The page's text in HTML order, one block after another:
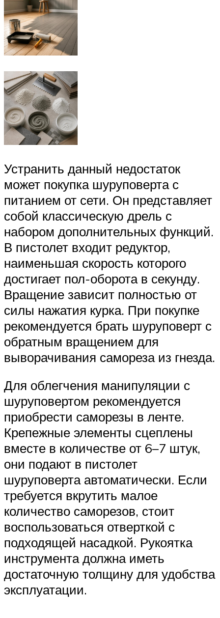
Устранить данный недостаток
может покупка шуруповерта с
питанием от сети. Он представляет
собой классическую дрель с
набором дополнительных функций.
В пистолет входит редуктор,
наименьшая скорость которого
достигает пол-оборота в секунду.
Вращение зависит полностью от
силы нажатия курка. При покупке
рекомендуется брать шуруповерт с
обратным вращением для
выворачивания самореза из гнезда.
Для облегчения манипуляции с
шуруповертом рекомендуется
приобрести саморезы в ленте.
Крепежные элементы сцеплены
вместе в количестве от 6–7 штук,
они подают в пистолет
шуруповерта автоматически. Если
требуется вкрутить малое
количество саморезов, стоит
воспользоваться отверткой с
подходящей насадкой. Рукоятка
инструмента должна иметь
достаточную толщину для удобства
эксплуатации.